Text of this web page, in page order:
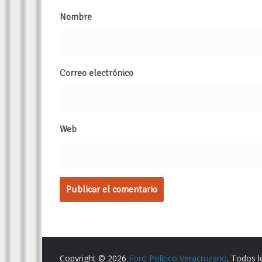
Nombre
Correo electrónico
Web
Copyright © 2026 Foro Político Veracruzano. Todos